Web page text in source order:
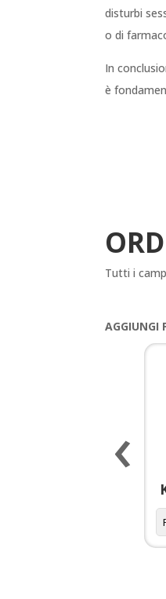
disturbi
o di
In
è
Tutti i
AGGIUNGI
‹